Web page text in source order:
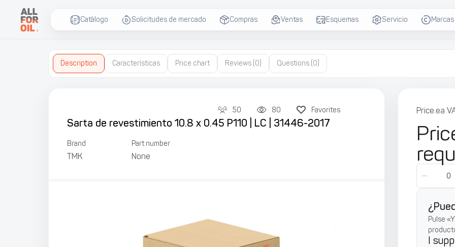
Catálogo Solicitudes de mercado Compras Ventas Esquemas Servicio Marcas
Description Características Price chart Reviews(0) Questions(0)
50 80 Favorites
Sarta de revestimiento 10.8 x 0.45 P110 | LC | 31446-2017
Brand
TMK
Part number
None
Price.ea
Pulse
I